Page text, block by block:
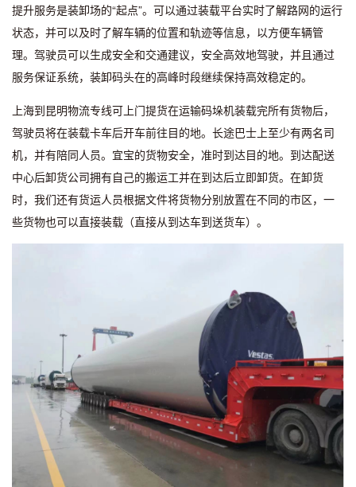
提升服务是装卸场的“起点”。可以通过装载平台实时了解路网的运行
状态，并可以及时了解车辆的位置和轨迹等信息，以方便车辆管
理。驾驶员可以生成安全和交通建议，安全高效地驾驶，并且通过
服务保证系统，装卸码头在的高峰时段继续保持高效稳定的。
上海到昆明物流专线可上门提货在运输码垛机装载完所有货物后，
驾驶员将在装载卡车后开车前往目的地。长途巴士上至少有两名司
机，并有陪同人员。宜宝的货物安全，准时到达目的地。到达配送
中心后卸货公司拥有自己的搬运工并在到达后立即卸货。在卸货
时，我们还有货运人员根据文件将货物分别放置在不同的市区，一
些货物也可以直接装载（直接从到达车到送货车）。